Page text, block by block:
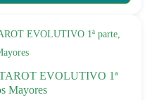
EVOLUTIVO 1ª
Mayores